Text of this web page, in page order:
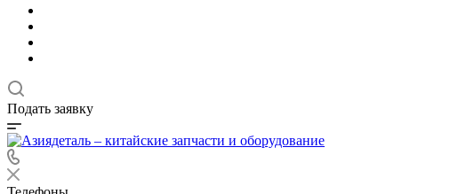
Подать заявку